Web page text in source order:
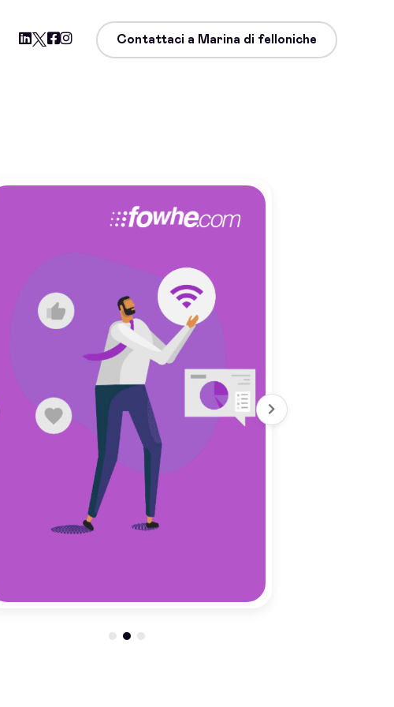
Contattaci a Marina di felloniche